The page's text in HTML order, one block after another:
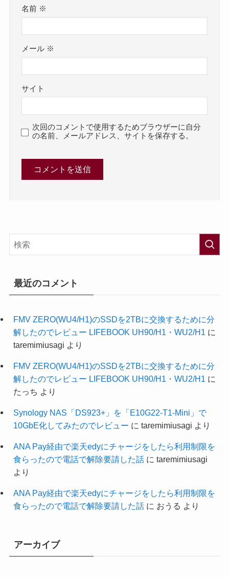
名前 ※
メール ※
サイト
次回のコメントで使用するためブラウザーに自分
の名前、メールアドレス、サイトを保存する。
最近のコメント
FMV ZERO(WU4/H1)のSSDを2TBに交換するために分
解したのでレビュー LIFEBOOK UH90/H1・WU2/H1 に
taremimiusagi より
FMV ZERO(WU4/H1)のSSDを2TBに交換するために分
解したのでレビュー LIFEBOOK UH90/H1・WU2/H1 に
たっち より
Synology NAS「DS923+」を「E10G22-T1-Mini」で
10GbE化してみたのでレビュー に taremimiusagi より
ANA Pay経由で楽天edyにチャージをしたら利用制限を
食らったので電話で解除要請した話に taremimiusagi
より
ANA Pay経由で楽天edyにチャージをしたら利用制限を
食らったので電話で解除要請した話に おうる より
アーカイブ